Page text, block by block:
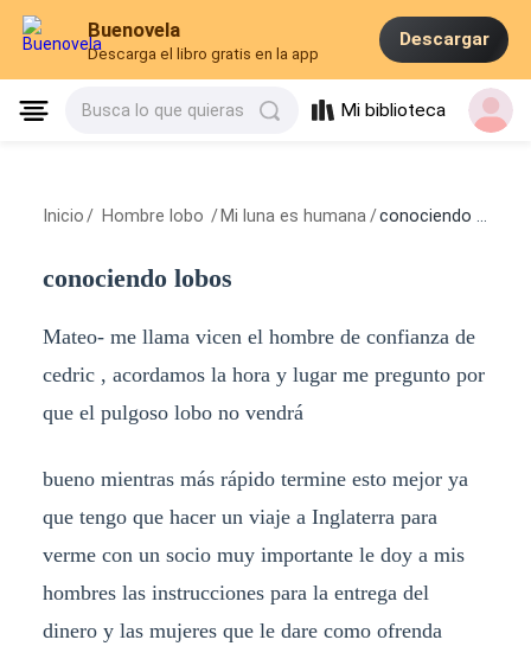
Buenovela
Descarga el libro gratis en la app
Descargar
Busca lo que quieras Mi biblioteca
Inicio / Hombre lobo / Mi luna es humana /conociendo lobos
conociendo lobos
Mateo- me llama vicen el hombre de confianza de
cedric , acordamos la hora y lugar me pregunto por
que el pulgoso lobo no vendrá
bueno mientras más rápido termine esto mejor ya
que tengo que hacer un viaje a Inglaterra para
verme con un socio muy importante le doy a mis
hombres las instrucciones para la entrega del
dinero y las mujeres que le dare como ofrenda